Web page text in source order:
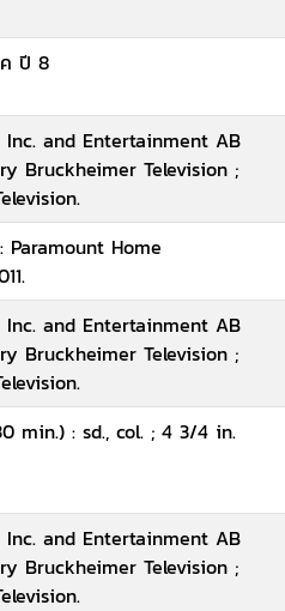
ปี 8
Inc. and Entertainment AB
Bruckheimer Television ;
Paramount Home
Inc. and Entertainment AB
Bruckheimer Television ;
min.) : sd., col. ; 4 3/4 in.
Inc. and Entertainment AB
Bruckheimer Television ;